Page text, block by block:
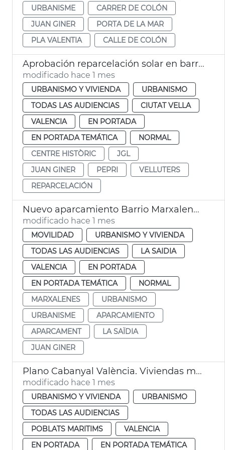
URBANISME
CARRER DE COLÓN
JUAN GINER
PORTA DE LA MAR
PLA VALENTIA
CALLE DE COLÓN
Aprobación reparcelación solar en barrio Velluters
modificado hace 1 mes
URBANISMO Y VIVIENDA
URBANISMO
TODAS LAS AUDIENCIAS
CIUTAT VELLA
VALENCIA
EN PORTADA
EN PORTADA TEMÁTICA
NORMAL
CENTRE HISTÒRIC
JGL
JUAN GINER
PEPRI
VELLUTERS
REPARCELACIÓN
Nuevo aparcamiento Barrio Marxalenes València
modificado hace 1 mes
MOVILIDAD
URBANISMO Y VIVIENDA
TODAS LAS AUDIENCIAS
LA SAIDIA
VALENCIA
EN PORTADA
EN PORTADA TEMÁTICA
NORMAL
MARXALENES
URBANISMO
URBANISME
APARCAMIENTO
APARCAMENT
LA SAÏDIA
JUAN GINER
Plano Cabanyal València. Viviendas municipales
modificado hace 1 mes
URBANISMO Y VIVIENDA
URBANISMO
TODAS LAS AUDIENCIAS
POBLATS MARITIMS
VALENCIA
EN PORTADA
EN PORTADA TEMÁTICA